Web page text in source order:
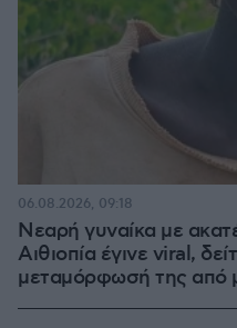
Νεαρή γυναίκα με
Αιθιοπία έγινε viral,
μεταμόρφωσή της από
06.08.2026, 09:18